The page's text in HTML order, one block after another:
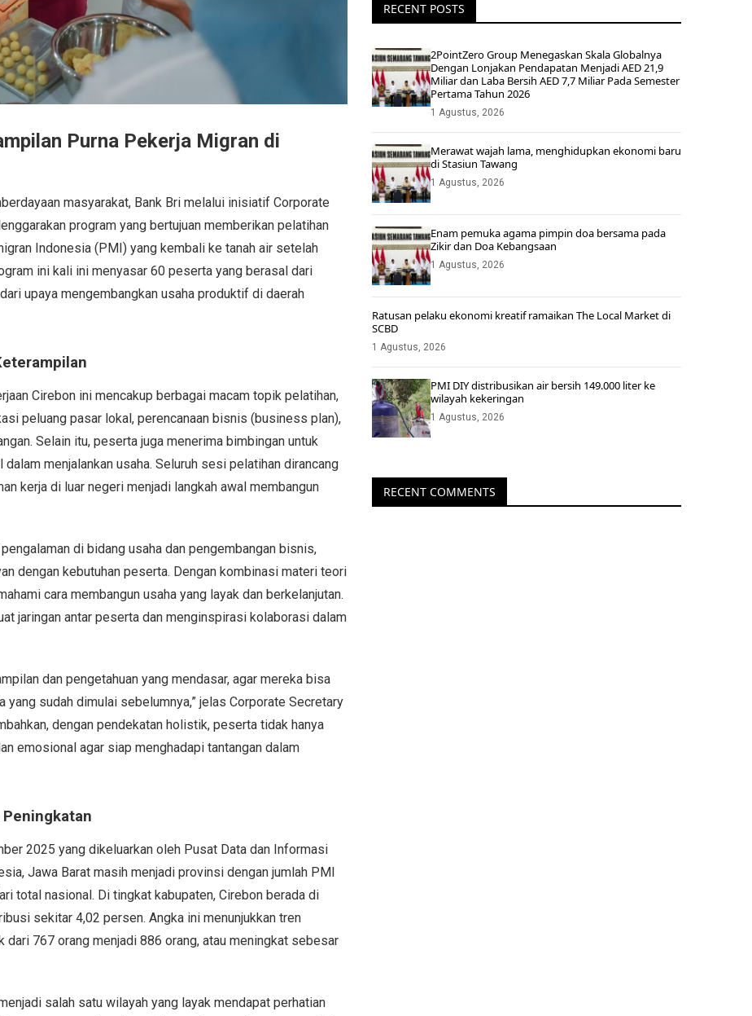
Purna Pekerja Migran di
masyarakat, Bank Bri melalui inisiatif Corporate
program yang bertujuan memberikan pelatihan
Indonesia (PMI) yang kembali ke tanah air setelah
ini kali ini menyasar 60 peserta yang berasal dari
upaya mengembangkan usaha produktif di daerah
Cirebon ini mencakup berbagai macam topik pelatihan,
peluang pasar lokal, perencanaan bisnis (business plan),
Selain itu, peserta juga menerima bimbingan untuk
menjalankan usaha. Seluruh sesi pelatihan dirancang
kerja di luar negeri menjadi langkah awal membangun
di bidang usaha dan pengembangan bisnis,
dengan kebutuhan peserta. Dengan kombinasi materi teori
cara membangun usaha yang layak dan berkelanjutan.
jaringan antar peserta dan menginspirasi kolaborasi dalam
dan pengetahuan yang mendasar, agar mereka bisa
sudah dimulai sebelumnya,” jelas Corporate Secretary
dengan pendekatan holistik, peserta tidak hanya
emosional agar siap menghadapi tantangan dalam
2025 yang dikeluarkan oleh Pusat Data dan Informasi
Jawa Barat masih menjadi provinsi dengan jumlah PMI
total nasional. Di tingkat kabupaten, Cirebon berada di
sekitar 4,02 persen. Angka ini menunjukkan tren
dari 767 orang menjadi 886 orang, atau meningkat sebesar
salah satu wilayah yang layak mendapat perhatian
RECENT POSTS
2PointZero Group Menegaskan Skala Globalnya
Dengan Lonjakan Pendapatan Menjadi AED 21,9
Miliar dan Laba Bersih AED 7,7 Miliar Pada Semester
Pertama Tahun 2026
1 Agustus, 2026
Merawat wajah lama, menghidupkan ekonomi baru
di Stasiun Tawang
1 Agustus, 2026
Enam pemuka agama pimpin doa bersama pada
Zikir dan Doa Kebangsaan
1 Agustus, 2026
Ratusan pelaku ekonomi kreatif ramaikan The Local Market di
SCBD
1 Agustus, 2026
PMI DIY distribusikan air bersih 149.000 liter ke
wilayah kekeringan
1 Agustus, 2026
RECENT COMMENTS